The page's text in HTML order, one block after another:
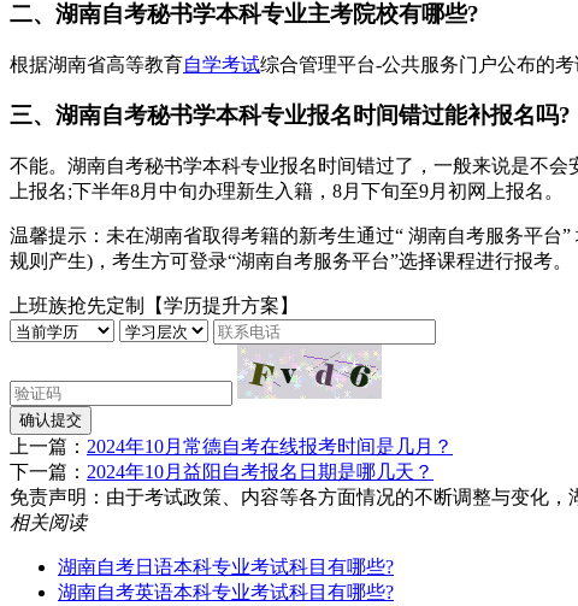
二、湖南自考秘书学本科专业主考院校有哪些?
根据湖南省高等教育自学考试综合管理平台-公共服务门户公布的
三、湖南自考秘书学本科专业报名时间错过能补报名吗?
不能。湖南自考秘书学本科专业报名时间错过了，一般来说是不
上报名;下半年8月中旬办理新生入籍，8月下旬至9月初网上报名。
温馨提示：未在湖南省取得考籍的新考生通过“ 湖南自考服务平
规则产生)，考生方可登录“湖南自考服务平台”选择课程进行报考。
上班族抢先定制【学历提升方案】
确认提交
上一篇： 2024年10月常德自考在线报考时间是几月？
下一篇： 2024年10月益阳自考报名日期是哪几天？
免责声明：由于考试政策、内容等各方面情况的不断调整与变化，
相关阅读
湖南自考日语本科专业考试科目有哪些?
湖南自考英语本科专业考试科目有哪些?